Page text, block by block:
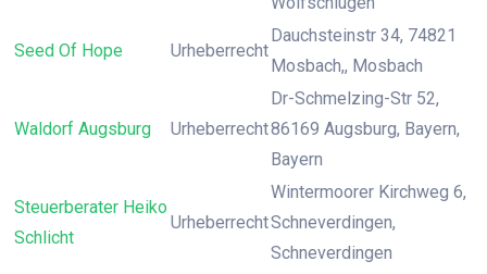
Seed Of Hope Urheberrecht
Dauchsteinstr 34, 74821
Mosbach,, Mosbach
Waldorf Augsburg Urheberrecht
Dr-Schmelzing-Str 52,
86169 Augsburg, Bayern,
Bayern
Steuerberater Heiko
Schlicht
Urheberrecht
Wintermoorer Kirchweg 6,
Schneverdingen,
Schneverdingen